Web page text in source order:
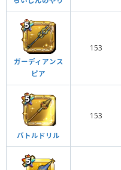
ガーディアンス
ピア
153
バトルドリル
153